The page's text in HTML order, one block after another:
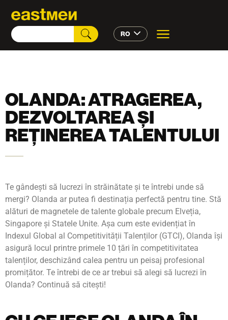
RO
OLANDA: ATRAGEREA,
DEZVOLTAREA ȘI
REȚINEREA TALENTULUI
Te gândești să lucrezi în străinătate și te întrebi unde să
mergi? Olanda ar putea fi destinația perfectă pentru tine. Stă
alături de magnetele de talente globale precum Elveția,
Singapore și Statele Unite. Așa cum este evidențiat în
Indexul Global al Competitivității Talenților (GTCI), Olanda își
asigură locul printre primele 10 țări în competitivitatea
talenților, deschizând calea pentru un peisaj profesional
promițător. Te întrebi de ce ar trebui să alegi să lucrezi în
Olanda? Continuă să citești!